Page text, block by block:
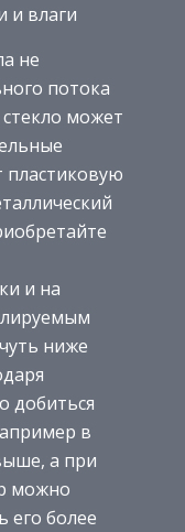
и влаги
не
потока
может
пластиковую
и на
ниже
добиться
в
а при
можно
его более